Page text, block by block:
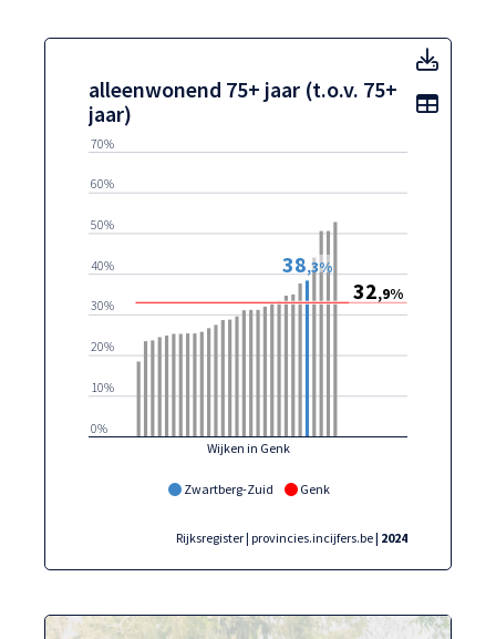
alleenwonend 75+ jaar (t.o.v. 75+
jaar)
Zwartberg-Zuid Genk
Wijken in Genk
0%
10%
20%
30%
40%
50%
60%
70%
38,3%
32,9%
Rijksregister | provincies.incijfers.be| 2024
Toon